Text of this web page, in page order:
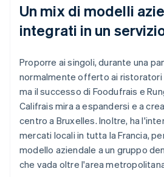
Un mix di modelli
integrati in un
Proporre ai singoli, durante una
normalmente offerto ai ristoratori
ma il successo di Foodufrais e
Califrais mira a espandersi e a
centro a Bruxelles. Inoltre, ha
mercati locali in tutta la Francia,
modello aziendale a un gruppo
che vada oltre l'area